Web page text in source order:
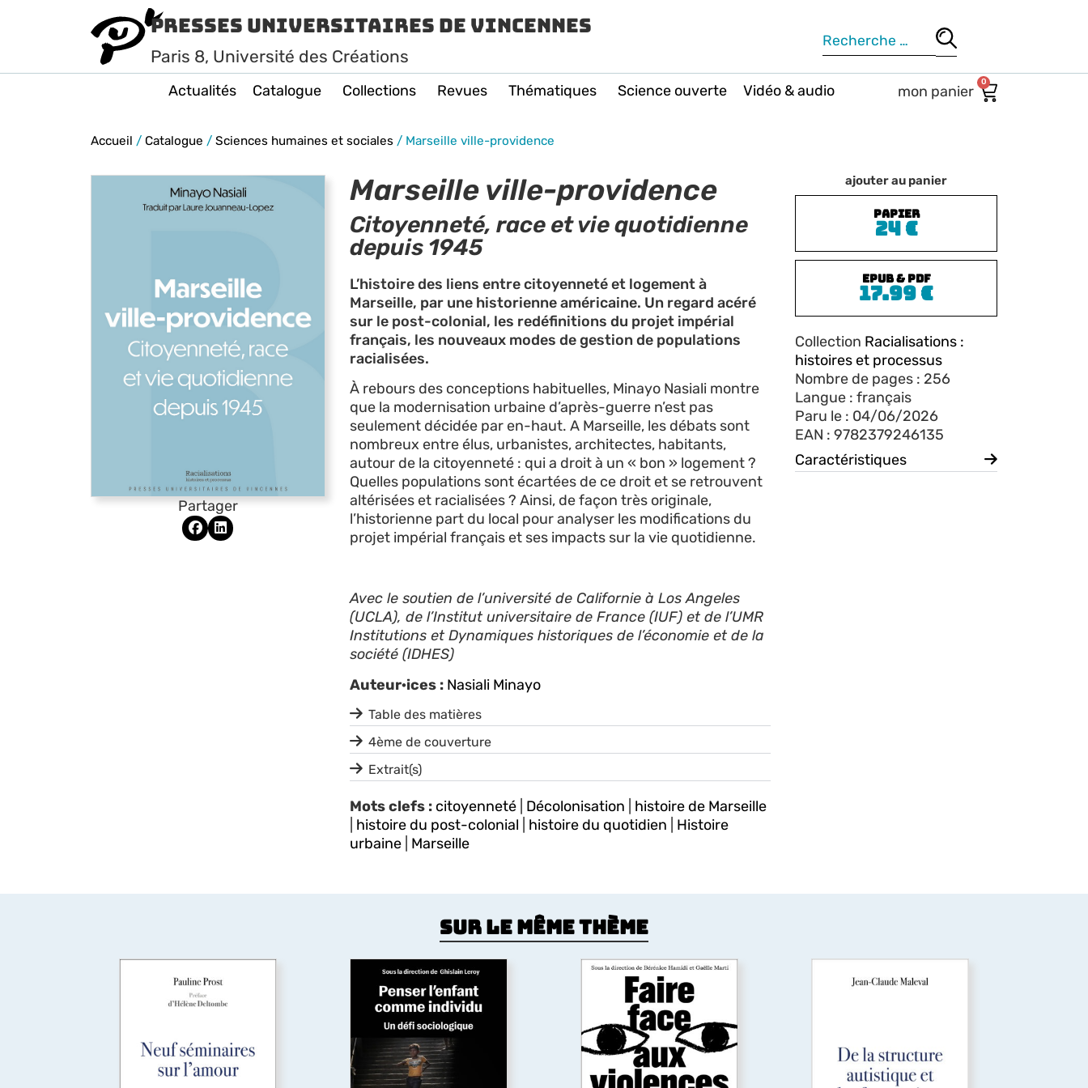
Presses Universitaires de Vincennes
Paris 8, Université des Créations
Actualités Catalogue Collections Revues Thématiques Science ouverte Vidéo & audio 0
Accueil / Catalogue / Sciences humaines et sociales / Marseille ville-providence
Partager
Marseille ville-providence
Citoyenneté, race et vie quotidienne
depuis 1945
L’histoire des liens entre citoyenneté et logement à
Marseille, par une historienne américaine. Un regard acéré
sur le post-colonial, les redéfinitions du projet impérial
français, les nouveaux modes de gestion de populations
racialisées.
À rebours des conceptions habituelles, Minayo Nasiali montre
que la modernisation urbaine d’après-guerre n’est pas
seulement décidée par en-haut. A Marseille, les débats sont
nombreux entre élus, urbanistes, architectes, habitants,
autour de la citoyenneté : qui a droit à un « bon » logement ?
Quelles populations sont écartées de ce droit et se retrouvent
altérisées et racialisées ? Ainsi, de façon très originale,
l’historienne part du local pour analyser les modifications du
projet impérial français et ses impacts sur la vie quotidienne.
Avec le soutien de l’université de Californie à Los Angeles
(UCLA), de l’Institut universitaire de France (IUF) et de l’UMR
Institutions et Dynamiques historiques de l’économie et de la
société (IDHES)
Auteur·ices : Nasiali Minayo
Table des matières
4ème de couverture
Extrait(s)
Mots clefs : citoyenneté| Décolonisation
histoire de Marseille
histoire du post-colonial histoire du quotidien
Histoire
urbaine| Marseille
ajouter au panier
PAPIER
24€
ePub & PDF
17.99€
Collection Racialisations :
histoires et processus
Nombre de pages : 256
Langue : français
Paru le : 04/06/2026
EAN : 9782379246135
Caractéristiques
Sur le même thème
Neuf séminaires sur
Qu’est-ce l’amour ? C’est la
question que cet ouvrage se
individu : un défi
sociologique
Pourquoi un ouvrage de
sociologie mettant en lien
« enfance(s) » et
individualité ?
Faire face aux
violences sexistes et
sexuelles
Un livre essentiel, à la fois
témoignage et guide, qui
dévoile le continuum des
De la structure
La dissolution de la notion
d’autisme, passée en
quelques décennies d’une